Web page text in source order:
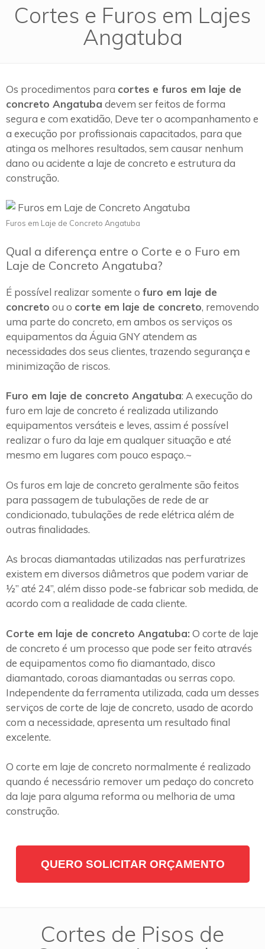
Cortes e Furos em Lajes
Angatuba
Os procedimentos para cortes e furos em laje de
concreto Angatuba devem ser feitos de forma
segura e com exatidão, Deve ter o acompanhamento e
a execução por profissionais capacitados, para que
atinga os melhores resultados, sem causar nenhum
dano ou acidente a laje de concreto e estrutura da
construção.
Furos em Laje de Concreto Angatuba
Qual a diferença entre o Corte e o Furo em
Laje de Concreto Angatuba?
É possível realizar somente o furo em laje de
concreto ou o corte em laje de concreto, removendo
uma parte do concreto, em ambos os serviços os
equipamentos da Águia GNY atendem as
necessidades dos seus clientes, trazendo segurança e
minimização de riscos.
Furo em laje de concreto Angatuba: A execução do
furo em laje de concreto é realizada utilizando
equipamentos versáteis e leves, assim é possível
realizar o furo da laje em qualquer situação e até
mesmo em lugares com pouco espaço.~
Os furos em laje de concreto geralmente são feitos
para passagem de tubulações de rede de ar
condicionado, tubulações de rede elétrica além de
outras finalidades.
As brocas diamantadas utilizadas nas perfuratrizes
existem em diversos diâmetros que podem variar de
½” até 24”, além disso pode-se fabricar sob medida, de
acordo com a realidade de cada cliente.
Corte em laje de concreto Angatuba: O corte de laje
de concreto é um processo que pode ser feito através
de equipamentos como fio diamantado, disco
diamantado, coroas diamantadas ou serras copo.
Independente da ferramenta utilizada, cada um desses
serviços de corte de laje de concreto, usado de acordo
com a necessidade, apresenta um resultado final
excelente.
O corte em laje de concreto normalmente é realizado
quando é necessário remover um pedaço do concreto
da laje para alguma reforma ou melhoria de uma
construção.
QUERO SOLICITAR ORÇAMENTO
Cortes de Pisos de